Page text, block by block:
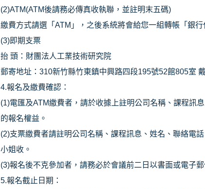
(2)ATM(ATM後請務必傳真收執聯，並註明末五碼)
繳費方式請選「 ATM 」，之後系統將會給您一組轉帳「銀
(3)即期支票
抬 頭：財團法人工業技術研究院
郵寄地址： 310新竹縣竹東鎮中興路四段195號52館805室
4.報名及繳費確認：
(1)電匯及ATM繳費者，請於收據上註明公司名稱、課程訊
的報名權益。
(2)支票繳費者請註明公司名稱、課程訊息、姓名、聯絡電
小姐收。
(3)報名後不克參加者，請務必於會議前二日以書面或電子
5.報名截止日期：